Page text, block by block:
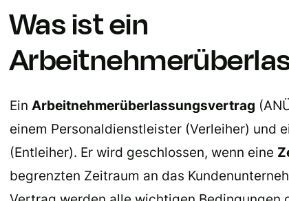
Was ist ein
Ein Arbeitnehmerüberlassungsvertrag
einem Personaldienstleister (Verleiher) und
(Entleiher). Er wird geschlossen, wenn eine
begrenzten Zeitraum an das